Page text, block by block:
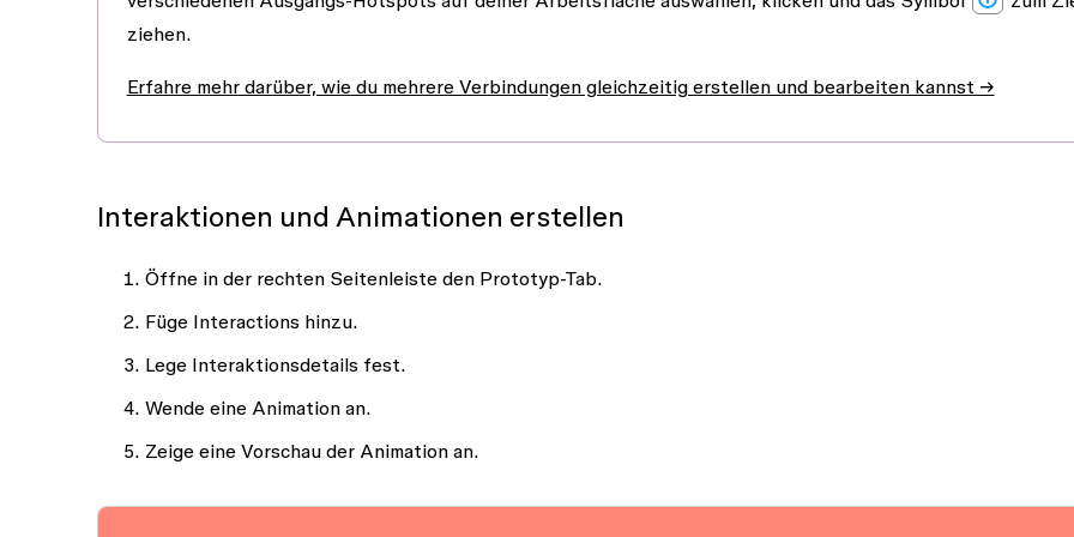
ziehen.
Erfahre mehr darüber, wie du mehrere Verbindungen gleichzeitig erstellen und bearbeiten kannst →
Interaktionen und Animationen erstellen
Öffne in der rechten Seitenleiste den Prototyp-Tab.
Füge Interactionshinzu.
Lege Interaktionsdetails fest.
Wende eine Animationan.
Zeige eine Vorschauder Animation an.